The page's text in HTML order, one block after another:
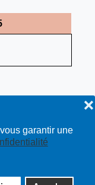
garantir une
❌
réservés | site :